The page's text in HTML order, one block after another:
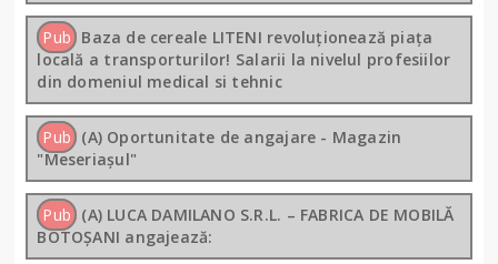
Pub Baza de cereale LITENI revoluționează piața
locală a transporturilor! Salarii la nivelul profesiilor
din domeniul medical si tehnic
Pub (A) Oportunitate de angajare - Magazin
"Meseriașul"
Pub (A) LUCA DAMILANO S.R.L. – FABRICA DE MOBILĂ
BOTOȘANI angajează: